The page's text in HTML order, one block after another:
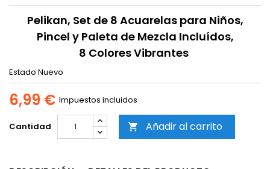
Pelikan, Set de 8 Acuarelas para Niños,
Pincel y Paleta de Mezcla Incluídos,
8 Colores Vibrantes
Estado Nuevo
6,99 € Impuestos incluidos
Cantidad  Añadir al carrito